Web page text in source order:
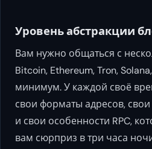
Уровень абстракции
Вам нужно общаться с
Bitcoin, Ethereum, Tron,
минимум. У каждой своё
свои форматы адресов,
и свои особенности RPC,
вам сюрприз в три часа